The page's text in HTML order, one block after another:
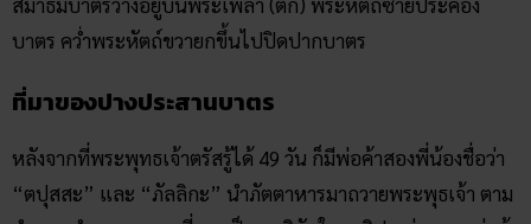
ลักษณะเป็นพระพุทธรูปอยู่ในพระอิริยาบถประทับ (นั่ง) ขัด
สมาธิมีบาตรวางอยู่บนพระเพลา (ตัก) พระหัตถ์ซ้ายประคอง